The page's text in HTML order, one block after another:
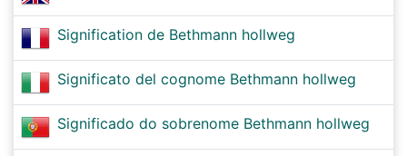
Signification de Bethmann hollweg
Significato del cognome Bethmann hollweg
Significado do sobrenome Bethmann hollweg